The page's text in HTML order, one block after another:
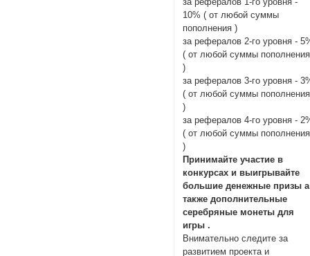
10% ( от любой суммы
пополнения )
за рефералов 2-го уровня -
( от любой суммы пополнения
)
за рефералов 3-го уровня -
( от любой суммы пополнения
)
за рефералов 4-го уровня -
( от любой суммы пополнения
)
Принимайте участие в
конкурсах и выигрывайте
большие денежные призы а
также дополнительные
серебряные монеты для
игры .
Внимательно следите за
развитием проекта и